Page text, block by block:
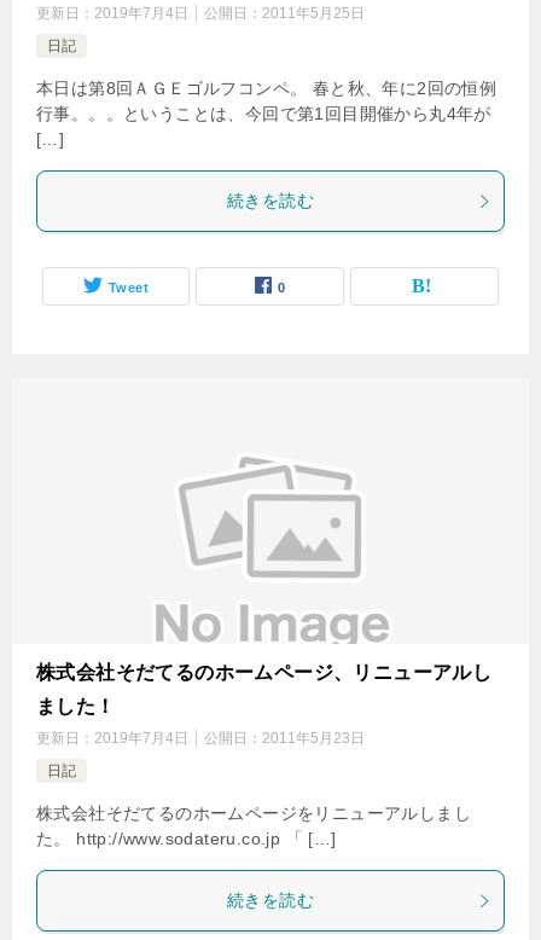
更新日： 2019年7月4日 公開日： 2011年5月25日
日記
本日は第8回ＡＧＥゴルフコンペ。 春と秋、年に2回の恒例
行事。。。ということは、今回で第1回目開催から丸4年が
[…]
続きを読む
Tweet 0
株式会社そだてるのホームページ、リニューアルし
ました！
更新日： 2019年7月4日 公開日： 2011年5月23日
日記
株式会社そだてるのホームページをリニューアルしまし
た。 http://www.sodateru.co.jp 「 […]
続きを読む